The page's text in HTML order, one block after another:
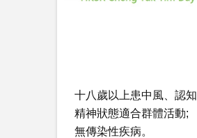
十八歲以上患中風、認
精神狀態適合群體活動;
無傳染性疾病。